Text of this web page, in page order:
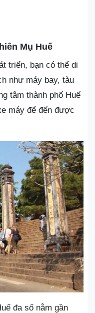
Mụ Huế
triển, bạn có thể di
như máy bay, tàu
tâm thành phố Huế
máy để đến được
đa số nằm gần